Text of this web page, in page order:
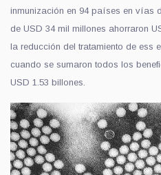
inmunización en 94 países en vías
de USD 34 mil millones ahorraron
la reducción del tratamiento de ess
cuando se sumaron todos los
USD 1.53 billones.